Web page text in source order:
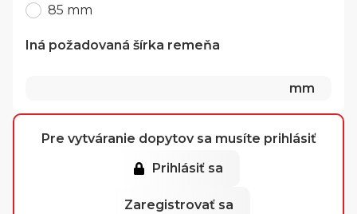
85 mm
Iná požadovaná šírka remeňa
mm
Pre vytváranie dopytov sa musíte prihlásiť
Prihlásiť sa
Zaregistrovať sa